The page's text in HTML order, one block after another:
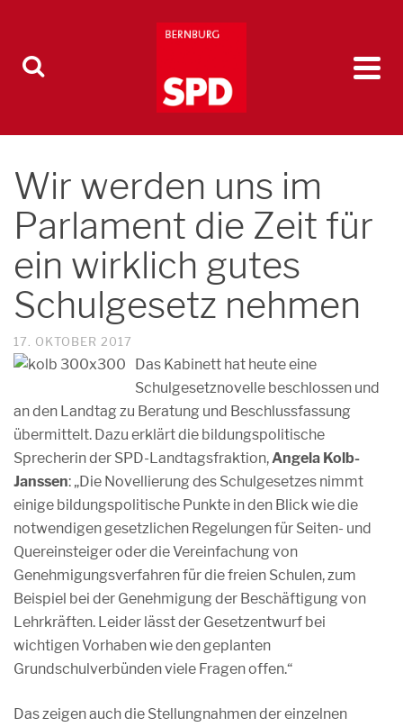
Wir werden uns im
Parlament die Zeit für
ein wirklich gutes
Schulgesetz nehmen
17. OKTOBER 2017
Das Kabinett hat heute eine
Schulgesetznovelle beschlossen und
an den Landtag zu Beratung und Beschlussfassung
übermittelt. Dazu erklärt die bildungspolitische
Sprecherin der SPD-Landtagsfraktion,Angela Kolb-
Janssen: „Die Novellierung des Schulgesetzes nimmt
einige bildungspolitische Punkte in den Blick wie die
notwendigen gesetzlichen Regelungen für Seiten- und
Quereinsteiger oder die Vereinfachung von
Genehmigungsverfahren für die freien Schulen, zum
Beispiel bei der Genehmigung der Beschäftigung von
Lehrkräften. Leider lässt der Gesetzentwurf bei
wichtigen Vorhaben wie den geplanten
Grundschulverbünden viele Fragen offen.“
Das zeigen auch die Stellungnahmen der einzelnen